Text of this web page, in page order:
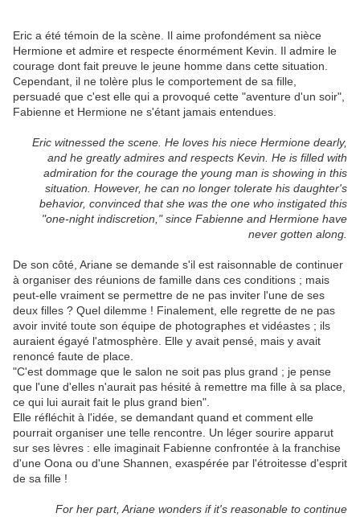
Eric a été témoin de la scène. Il aime profondément sa nièce
Hermione et admire et respecte énormément Kevin. Il admire le
courage dont fait preuve le jeune homme dans cette situation.
Cependant, il ne tolère plus le comportement de sa fille,
persuadé que c'est elle qui a provoqué cette "aventure d'un soir",
Fabienne et Hermione ne s'étant jamais entendues.
Eric witnessed the scene. He loves his niece Hermione dearly,
and he greatly admires and respects Kevin. He is filled with
admiration for the courage the young man is showing in this
situation. However, he can no longer tolerate his daughter's
behavior, convinced that she was the one who instigated this
"one-night indiscretion," since Fabienne and Hermione have
never gotten along.
De son côté, Ariane se demande s'il est raisonnable de continuer
à organiser des réunions de famille dans ces conditions ; mais
peut-elle vraiment se permettre de ne pas inviter l'une de ses
deux filles ? Quel dilemme ! Finalement, elle regrette de ne pas
avoir invité toute son équipe de photographes et vidéastes ; ils
auraient égayé l'atmosphère. Elle y avait pensé, mais y avait
renoncé faute de place.
"C'est dommage que le salon ne soit pas plus grand ; je pense
que l'une d'elles n'aurait pas hésité à remettre ma fille à sa place,
ce qui lui aurait fait le plus grand bien".
Elle réfléchit à l'idée, se demandant quand et comment elle
pourrait organiser une telle rencontre. Un léger sourire apparut
sur ses lèvres : elle imaginait Fabienne confrontée à la franchise
d'une Oona ou d'une Shannen, exaspérée par l'étroitesse d'esprit
de sa fille !
For her part, Ariane wonders if it's reasonable to continue